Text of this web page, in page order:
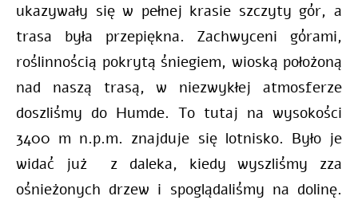
ukazywały się w pełnej krasie szczyty gór, a
trasa była przepiękna. Zachwyceni górami,
roślinnością pokrytą śniegiem, wioską położoną
nad naszą trasą, w niezwykłej atmosferze
doszliśmy do Humde. To tutaj na wysokości
3400 m n.p.m. znajduje się lotnisko. Było je
widać już z daleka, kiedy wyszliśmy zza
ośnieżonych drzew i spoglądaliśmy na dolinę.